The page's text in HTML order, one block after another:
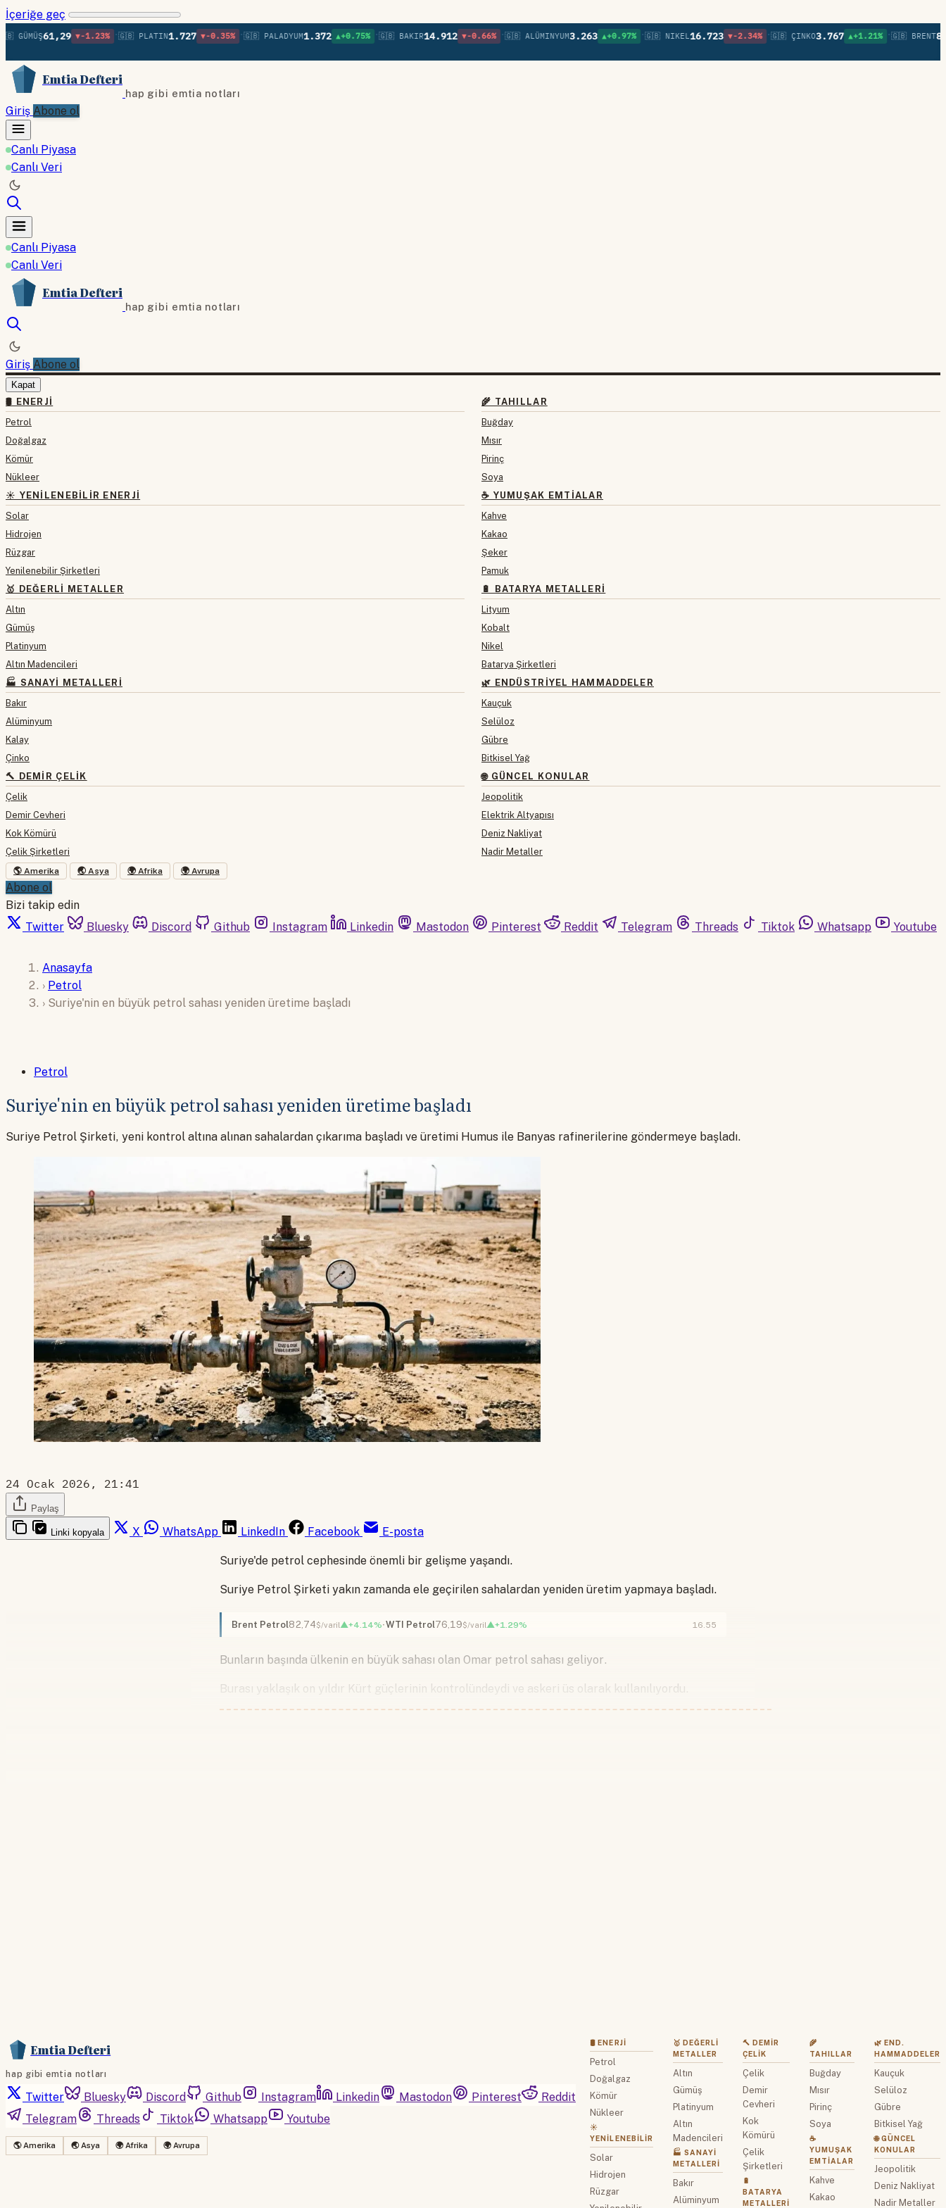
İçeriğe geç
61,29 ▼-1.23% •🇬🇧 PLATIN1.727 ▼-0.35% •🇬🇧 PALADYUM1.372 ▲+0.75% •🇬🇧 BAKIR14.912 ▼-0.66% •🇬🇧 ALÜMINYUM3.263 ▲+0.97% •🇬🇧 NIKEL16.723 ▼-2.34% •🇬🇧 ÇINKO3.767 ▲+1.21% •🇬🇧 BRENT82,74
Emtia Defteri
hap gibi emtia notları
Giriş Abone ol
Canlı Piyasa
Canlı Veri
Canlı Piyasa
Canlı Veri
Emtia Defteri
hap gibi emtia notları
Giriş Abone ol
Kapat
🛢 ENERJI
Petrol
Doğalgaz
Kömür
Nükleer
☀️ YENILENEBILIR ENERJI
Solar
Hidrojen
Rüzgar
Yenilenebilir Şirketleri
🥇 DEĞERLI METALLER
Altın
Gümüş
Platinyum
Altın Madencileri
🏭 SANAYI METALLERI
Bakır
Alüminyum
Kalay
Çinko
🔨 DEMIR ÇELIK
Çelik
Demir Cevheri
Kok Kömürü
Çelik Şirketleri
🌾 TAHILLAR
Buğday
Mısır
Pirinç
Soya
☕ YUMUŞAK EMTIALAR
Kahve
Kakao
Şeker
Pamuk
🔋 BATARYA METALLERI
Lityum
Kobalt
Nikel
Batarya Şirketleri
🌿 ENDÜSTRIYEL HAMMADDELER
Kauçuk
Selüloz
Gübre
Bitkisel Yağ
🌐 GÜNCEL KONULAR
Jeopolitik
Elektrik Altyapısı
Deniz Nakliyat
Nadir Metaller
🌎 Amerika 🌏 Asya 🌍 Afrika 🌍 Avrupa
Abone ol
Bizi takip edin
Twitter
Bluesky Discord Github Instagram Linkedin Mastodon Pinterest Reddit Telegram Threads Tiktok Whatsapp Youtube
Anasayfa
› Petrol
› Suriye'nin en büyük petrol sahası yeniden üretime başladı
Petrol
Suriye'nin en büyük petrol sahası yeniden üretime başladı
Suriye Petrol Şirketi, yeni kontrol altına alınan sahalardan çıkarıma başladı ve üretimi Humus ile Banyas rafinerilerine göndermeye başladı.
24 Ocak 2026, 21:41
Paylaş
Linki kopyala X WhatsApp LinkedIn Facebook E-posta
Suriye'de petrol cephesinde önemli bir gelişme yaşandı.
Suriye Petrol Şirketi yakın zamanda ele geçirilen sahalardan yeniden üretim yapmaya başladı.
Brent Petrol82,74$/varil▲+4.14% WTI Petrol76,19$/varil▲+1.29% 16.55
Bunların başında ülkenin en büyük sahası olan Omar petrol sahası geliyor.
Burası yaklaşık on yıldır Kürt güçlerinin kontrolündeydi ve askeri üs olarak kullanılıyordu.
Emtia Defteri
hap gibi emtia notları
Twitter Bluesky Discord Github Instagram Linkedin Mastodon Pinterest
Reddit
Telegram
Threads Tiktok Whatsapp Youtube
🌎 Amerika 🌏 Asya 🌍 Afrika 🌍 Avrupa
🛢 ENERJI
Petrol
Doğalgaz
Kömür
Nükleer
☀️
YENILENEBILIR
Solar
Hidrojen
Rüzgar
🥇 DEĞERLI
METALLER
Altın
Gümüş
Platinyum
Altın
Madencileri
🏭 SANAYI
METALLERI
Bakır
Alüminyum
🔨 DEMIR
ÇELIK
Çelik
Demir
Cevheri
Kok
Kömürü
Çelik
Şirketleri
🔋
BATARYA
METALLERI
🌾
TAHILLAR
Buğday
Mısır
Pirinç
Soya
☕
YUMUŞAK
EMTIALAR
Kahve
Kakao
🌿 END.
HAMMADDELER
Kauçuk
Selüloz
Gübre
Bitkisel Yağ
🌐 GÜNCEL
KONULAR
Jeopolitik
Deniz Nakliyat
Nadir Metaller